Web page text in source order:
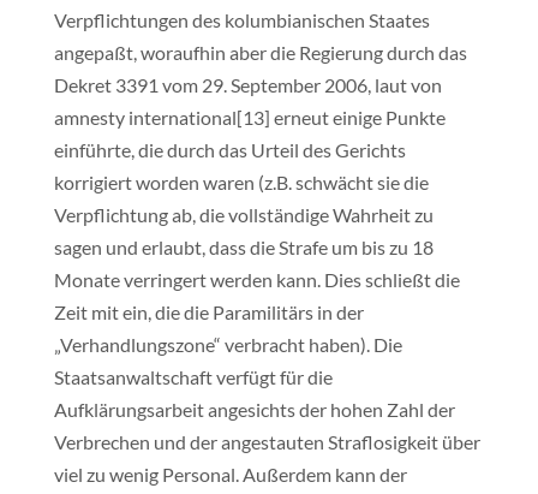
Verpflichtungen des kolumbianischen Staates
angepaßt, woraufhin aber die Regierung durch das
Dekret 3391 vom 29. September 2006, laut von
amnesty international[13] erneut einige Punkte
einführte, die durch das Urteil des Gerichts
korrigiert worden waren (z.B. schwächt sie die
Verpflichtung ab, die vollständige Wahrheit zu
sagen und erlaubt, dass die Strafe um bis zu 18
Monate verringert werden kann. Dies schließt die
Zeit mit ein, die die Paramilitärs in der
„Verhandlungszone“ verbracht haben). Die
Staatsanwaltschaft verfügt für die
Aufklärungsarbeit angesichts der hohen Zahl der
Verbrechen und der angestauten Straflosigkeit über
viel zu wenig Personal. Außerdem kann der